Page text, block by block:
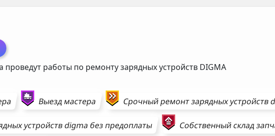
проведут работы по ремонту зарядных устройств DIGMA
Выезд мастера Срочный ремонтзарядных устройств
устройствdigmaбез предоплаты Собственный склад